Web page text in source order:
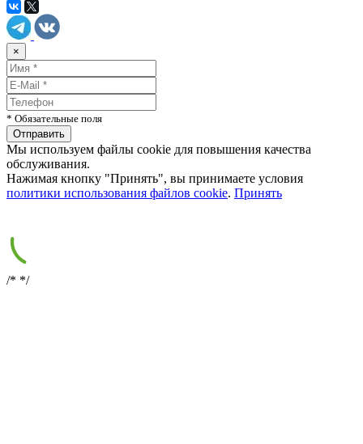
×
* Обязательные поля
Мы используем файлы cookie для повышения качества
обслуживания.
Нажимая кнопку "Принять", вы принимаете условия
политики использования файлов cookie. Принять
/* */